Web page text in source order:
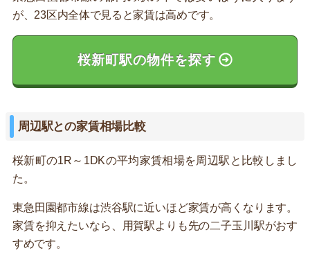
が、23区内全体で見ると家賃は高めです。
桜新町駅の物件を探す
周辺駅との家賃相場比較
桜新町の1R～1DKの平均家賃相場を周辺駅と比較しまし
た。
東急田園都市線は渋谷駅に近いほど家賃が高くなります。
家賃を抑えたいなら、用賀駅よりも先の二子玉川駅がおす
すめです。